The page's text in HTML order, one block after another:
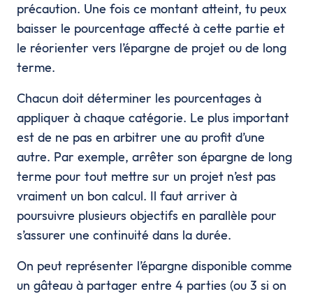
précaution. Une fois ce montant atteint, tu peux
baisser le pourcentage affecté à cette partie et
le réorienter vers l’épargne de projet ou de long
terme.
Chacun doit déterminer les pourcentages à
appliquer à chaque catégorie. Le plus important
est de ne pas en arbitrer une au profit d’une
autre. Par exemple, arrêter son épargne de long
terme pour tout mettre sur un projet n’est pas
vraiment un bon calcul. Il faut arriver à
poursuivre plusieurs objectifs en parallèle pour
s’assurer une continuité dans la durée.
On peut représenter l’épargne disponible comme
un gâteau à partager entre 4 parties (ou 3 si on